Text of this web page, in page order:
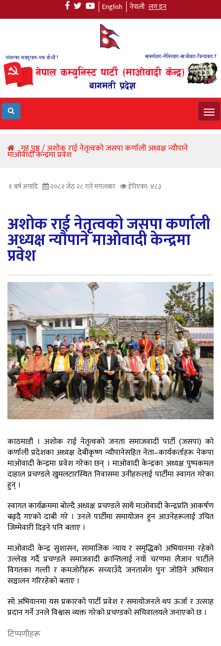
English नेपाली लग इन
गृह पृष्ठ / अशोक राई नेतृत्वको जसपा कर्णाली अध्यक्ष न्यौपाने
माओवादी केन्द्रमा प्रवेश
१ बर्ष अगाडि २०८२ जेठ २८ गते मंगलबार हेरिएका: ४८३
अशोक राई नेतृत्वको जसपा कर्णाली
अध्यक्ष न्यौपाने माओवादी केन्द्रमा
प्रवेश
काठमाडौं । अशोक राई नेतृत्वको जनता समाजवादी पार्टी (जसपा) को
कर्णाली प्रदेशका अध्यक्ष देबीकृष्ण न्यौपानेसहित नेता–कार्यकर्ताहरू नेकपा
माओवादी केन्द्रमा प्रवेश गरेका छन् । माओवादी केन्द्रका अध्यक्ष पुष्पकमल
दाहाल प्रचण्डले खुमलटारस्थित निवासमा उनीहरुलाई पार्टीमा स्वागत गरेका
हुन् ।
स्वागत कार्यक्रममा बोल्दै अध्यक्ष प्रचण्डले साथै माओवादी केन्द्रप्रति आकर्षण
बढ्दै गएको दाबी गरे । उनले पार्टीमा समायोजन हुन आउनेहरूलाई उचित
जिम्मेवारी दिइने पनि बताए ।
माओवादी केन्द्र सुशासन, सामाजिक न्याय र समृद्धिको अभियानमा रहेको
उल्लेख गर्दै प्रचण्डले समाजवादी क्रान्तिलाई नयाँ चरणमा लैजान पार्टीले
विगतका गल्ती र कमजोरीहरू सच्याउँदै जनतासँग पुनः जोडिने अभियान
सञ्चालन गरिरहेको बताए ।
सो अभियानमा यस प्रकारको पार्टी प्रवेश र समायोजनले थप ऊर्जा र उत्साह
प्रदान गर्ने उनले विश्वास व्यक्त गरेको प्रचण्डको सचिवालयले जनाएको छ ।
टिप्पणीहरू